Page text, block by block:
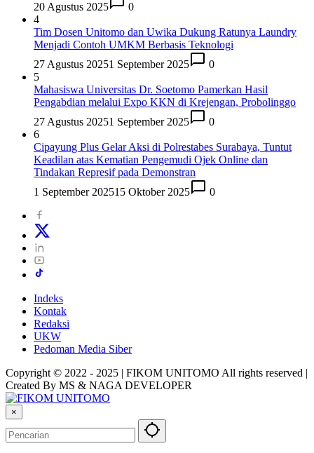
20 Agustus 2025
0
4
Tim Dosen Unitomo dan Uwika Dukung Ratunya Laundry
Menjadi Contoh UMKM Berbasis Teknologi
27 Agustus 20251 September 2025
0
5
Mahasiswa Universitas Dr. Soetomo Pamerkan Hasil
Pengabdian melalui Expo KKN di Krejengan, Probolinggo
27 Agustus 20251 September 2025
0
6
Cipayung Plus Gelar Aksi di Polrestabes Surabaya, Tuntut
Keadilan atas Kematian Pengemudi Ojek Online dan
Tindakan Represif pada Demonstran
1 September 202515 Oktober 2025 0
Indeks
Kontak
Redaksi
UKW
Pedoman Media Siber
Copyright © 2022 - 2025 | FIKOM UNITOMO All rights reserved |
Created By MS & NAGA DEVELOPER
×